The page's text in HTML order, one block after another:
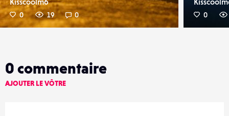
0 19 0 0
0 commentaire
AJOUTER LE VÔTRE